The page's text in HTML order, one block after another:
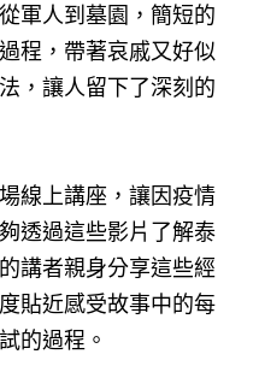
軍人到墓園，簡短的
程，帶著哀戚又好似
，讓人留下了深刻的
線上講座，讓因疫情
透過這些影片了解泰
講者親身分享這些經
貼近感受故事中的每
的過程。